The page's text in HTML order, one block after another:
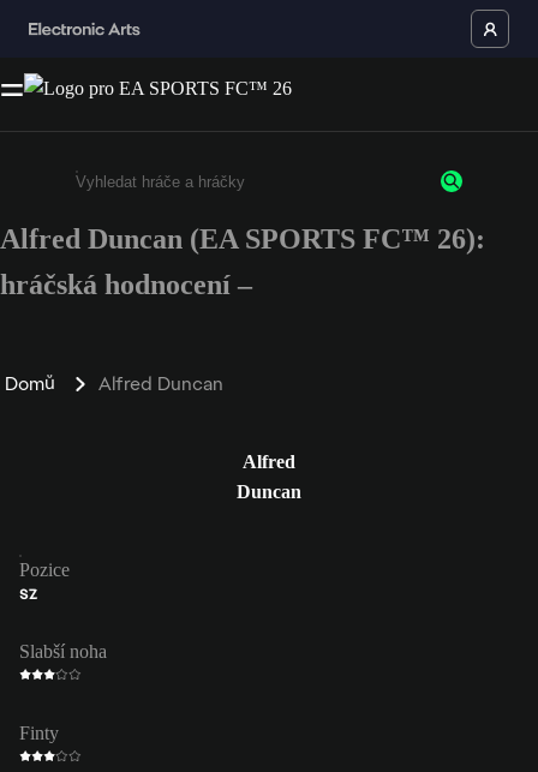
Enter a minimum of 3 characters or numbers
Alfred Duncan (EA SPORTS FC™ 26):
hráčská hodnocení –
Domů Alfred Duncan
Alfred
Duncan
Pozice
SZ
Slabší noha
Finty